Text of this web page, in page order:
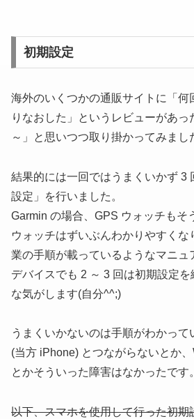
初期設定
海外のいくつかの通販サイトに「何
りなおした」というレビューがあっ
～」と思いつつ取り掛かってみまし
結果的には一回ではうまくいかず 3
設定」を行いました。
Garmin の場合、GPS ウォッチもそ
ウォッチはずいぶんわかりやすくな
業の手順が載っているようなマニュ
デバイスでも 2 ～ 3 回は初期設定を
な気がします(自分^^;)
うまくいかないのは手順がわかって
(当方 iPhone) とつながらないとか
とかそういった障害はなかったです。
以下、スマホを使用して行った初期